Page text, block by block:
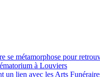
se métamorphose pour
à Louviers
un lien avec les Arts